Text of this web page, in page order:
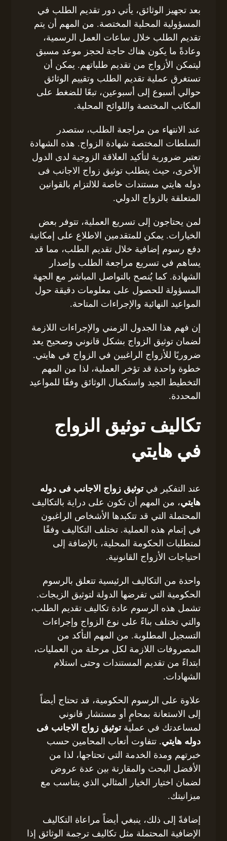
بعد تجهيز الوثائق، يأتي دور تقديم الطلب في
المسؤولية المحلية المختصة. من المهم أن يتم
تقديم الطلب خلال ساعات العمل الرسمية،
وعادةً ما يكون هناك حاجة لحجز موعد مسبق
ليتمكن الأزواج من تقديم طلباتهم. يمكن أن
تستغرق عملية تقديم الطلب وتقييم الوثائق
حوالي أسبوع إلى أسبوعين، تبعًا للضغط على
المكاتب المختصة واللوائح المحلية.
عند الانتهاء من مراجعة الطلب، ستصدر
السلطات المختصة شهادة الزواج. هذه الشهادة
تعتبر ضرورية لتأكيد العلاقة الزوجية لدى الدول
الأخرى، حيث يتطلب توثيق زواج الاجانب فى
دوله هايتي مستندات خاصة للالتزام بالقوانين
المتعلقة بالزواج الدولي.
لمن يحتاجون إلى تسريع العملية، تتوفر بعض
الخيارات. يمكن للمتقدمين الاطلاع على إمكانية
دفع رسوم إضافية خلال تقديم الطلب، مما قد
يساهم في تسريع مراجعة الطلب وإصدار
الشهادة. كما يُنصح بالتواصل المباشر مع الجهة
المسؤولة للحصول على معلومات دقيقة حول
المواعيد النهائية والإجراءات المتاحة.
إن فهم هذا الجدول الزمني والإجراءات اللازمة
لضمان توثيق الزواج بشكل قانوني وصحيح يعد
ضروريًا للأزواج الراغبين في الزواج في هايتي.
خطوة واحدة قد تؤخر العملية، لذا من المهم
التخطيط الجيد واستكمال الوثائق وفقًا للمواعيد
المحددة.
تكاليف توثيق الزواج
في هايتي
عند التفكير فيتوثيق زواج الاجانب فى دوله
هايتي، من المهم أن تكون على دراية بالتكاليف
المحتملة التي قد تتكبدها الأشخاص الراغبون
في إتمام هذه العملية. تختلف التكاليف وفقًا
لمتطلبات الحكومة المحلية، بالإضافة إلى
احتياجات الأزواج القانونية.
واحدة من التكاليف الرئيسية تتعلق بالرسوم
الحكومية التي تفرضها الدولة لتوثيق الزيجات.
تشمل هذه الرسوم عادة تكاليف تقديم الطلب،
والتي تختلف بناءً على نوع الزواج وإجراءات
التسجيل المطلوبة. من المهم التأكد من
المصروفات اللازمة لكل مرحلة من العمليات،
ابتداءً من تقديم المستندات وحتى استلام
الشهادات.
علاوة على الرسوم الحكومية، قد تحتاج أيضاً
إلى الاستعانة بمحامٍ أو مستشار قانوني
لمساعدتك في عمليةتوثيق زواج الاجانب فى
دوله هايتي. تتفاوت أتعاب المحامين حسب
خبرتهم ومدة الخدمة التي تحتاجها، لذا من
الأفضل البحث والمقارنة بين عدة عروض
لضمان اختيار الخيار المثالي الذي يتناسب مع
ميزانيتك.
إضافةً إلى ذلك، ينبغي أيضاً مراعاة التكاليف
الإضافية المحتملة مثل تكاليف ترجمة الوثائق إذا